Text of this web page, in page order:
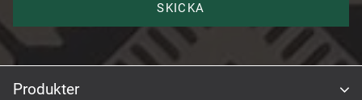
SKICKA
Produkter